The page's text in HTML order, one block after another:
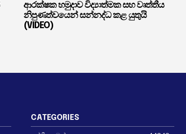
ආරක්ෂක හමුදාව විද්‍යාත්මක සහ වෘත්තීය
නිපුණත්වයෙන් සන්නද්ධ කළ යුතුයි
(VIDEO)
CATEGORIES